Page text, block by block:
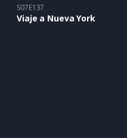
S07E137
Viaje a Nueva York